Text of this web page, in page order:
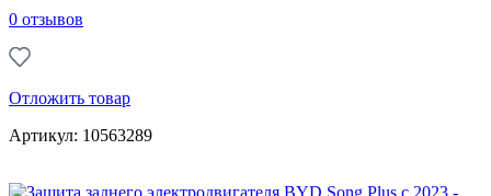
0 отзывов
Отложить товар
Артикул: 10563289